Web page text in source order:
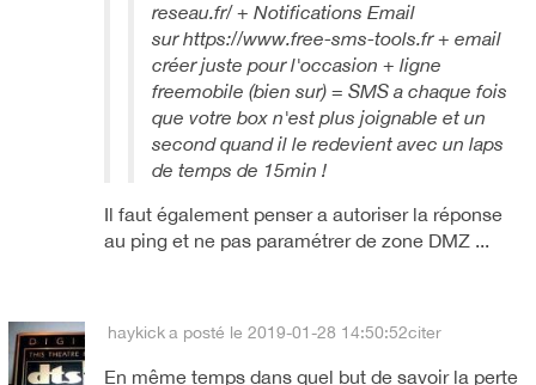
reseau.fr/ + Notifications Email
sur https://www.free-sms-tools.fr + email
créer juste pour l'occasion + ligne
freemobile (bien sur) = SMS a chaque fois
que votre box n'est plus joignable et un
second quand il le redevient avec un laps
de temps de 15min !
Il faut également penser a autoriser la réponse
au ping et ne pas paramétrer de zone DMZ ...
haykick a posté le 2019-01-28 14:50:52citer
En même temps dans quel but de savoir la perte